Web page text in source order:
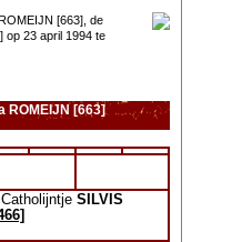
[663], de
op 23 april 1994 te
ROMEIJN [663]
SILVIS